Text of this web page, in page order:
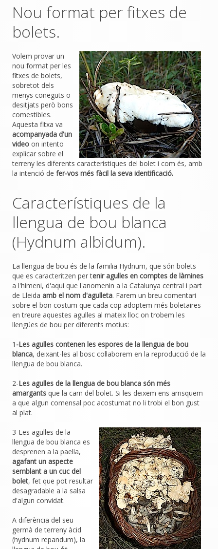
Nou format per fitxes de
bolets.
Volem provar un
nou format per les
fitxes de bolets,
sobretot dels
menys coneguts o
desitjats però bons
comestibles.
Aquesta fitxa va
acompanyada d'un
video on intento
explicar sobre el
terreny les diferents característiques del bolet i com és, amb
la intenció de fer-vos més fàcil la seva identificació.
Característiques de la
llengua de bou blanca
(Hydnum albidum).
La llengua de bou és de la familia Hydnum, que són bolets
que es caracteritzen per tenir agulles en comptes de làmines
a l'himeni, d'aquí que l'anomenin a la Catalunya central i part
de Lleida amb el nom d'agulleta. Farem un breu comentari
sobre el bon costum que cada cop adoptem més boletaires
en treure aquestes agulles al mateix lloc on trobem les
llengües de bou per diferents motius:
1 -Les agulles contenen les espores de la llengua de bou
blanca, deixant-les al bosc col·laborem en la reproducció de la
llengua de bou blanca.
2-Les agulles de la llengua de bou blanca són més
amargants que la carn del bolet. Si les deixem ens arrisquem
a que algun comensal poc acostumat no li trobi el bon gust
al plat.
3-Les agulles de la
llengua de bou blanca es
desprenen a la paella,
agafant un aspecte
semblant a un cuc del
bolet, fet que pot resultar
desagradable a la salsa
d'algun convidat.
A diferència del seu
germà de terreny àcid
(hydnum repandum), la